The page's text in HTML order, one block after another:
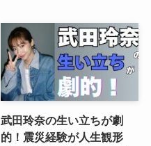
武田玲奈の生い立ちが劇
的！震災経験が人生観形